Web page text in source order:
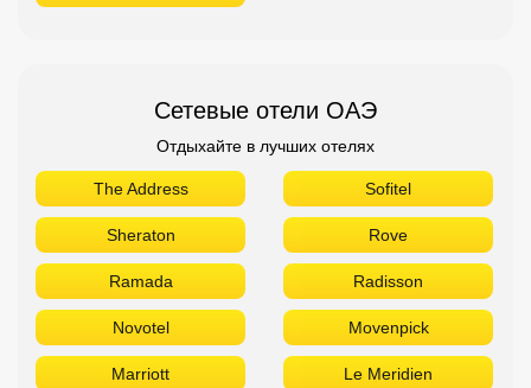
Сетевые отели ОАЭ
Отдыхайте в лучших отелях
The Address Sofitel
Sheraton Rove
Ramada Radisson
Novotel Movenpick
Marriott Le Meridien